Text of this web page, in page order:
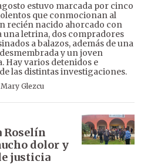
estuvo marcada por cinco
que conmocionan al
recién nacido ahorcado con
una letrina, dos compradores
a balazos, además de una
y un joven
Hay varios detenidos e
las distintas investigaciones.
Mary Glezcu
Roselín
dolor y
justicia